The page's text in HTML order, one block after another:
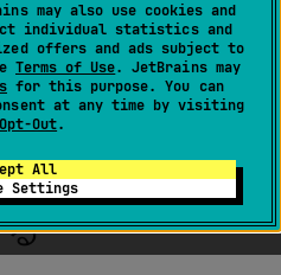
may also use cookies and
individual statistics and
offers and ads subject to
Terms of Use. JetBrains may
for this purpose. You can
at any time by visiting
Opt-Out.
All
Settings
がコードの特定部分を無
ての方法を紹介します。
またはサード
を含むプロジ
る